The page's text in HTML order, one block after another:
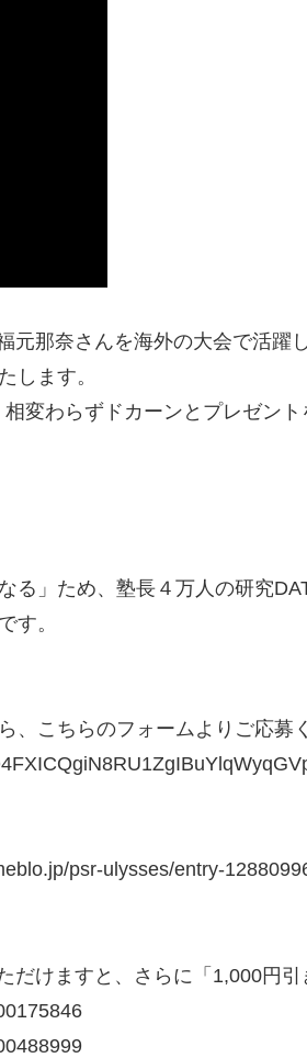
元那奈さんを海外の大会で活
します。
変わらずドカーンとプレゼン
る」ため、塾長４万人の研究
す。
、こちらのフォームよりご応募
psr-ulysses/entry-
だけますと、さらに「1,000円引